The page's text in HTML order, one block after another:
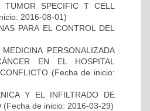
TUMOR SPECIFIC T CELL
2016-08-01)
PARA EL CONTROL DEL
PERSONALIZADA
EN EL HOSPITAL
(Fecha de inicio:
Y EL INFILTRADO DE
(Fecha de inicio: 2016-03-29)